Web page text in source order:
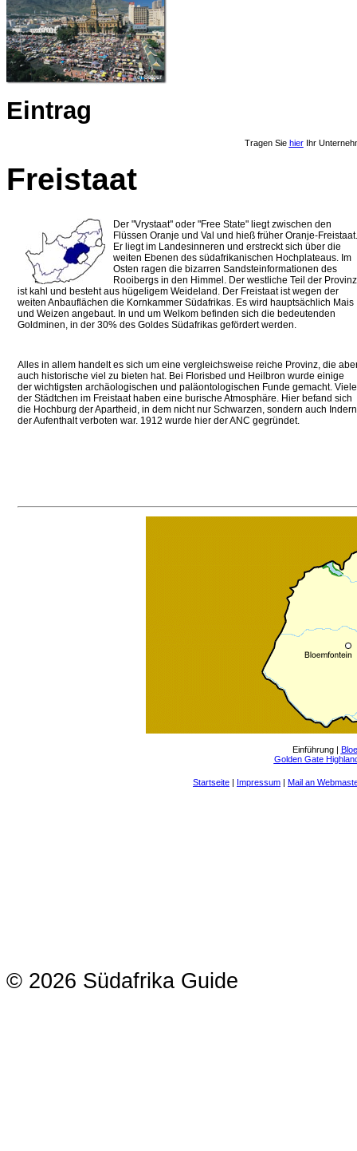
Eintrag
Tragen Sie hierIhr
Freistaat
Der "Vrystaat" oder "Free State" liegt zwischen den
Flüssen Oranje und Val und hieß früher Oranje-Freistaat.
Er liegt im Landesinneren und erstreckt sich über die
weiten Ebenen des südafrikanischen Hochplateaus. Im
Osten ragen die bizarren Sandsteinformationen des
Rooibergs in den Himmel. Der westliche Teil der Provinz
ist kahl und besteht aus hügeligem Weideland. Der Freistaat ist wegen der
weiten Anbauflächen die Kornkammer Südafrikas. Es wird hauptsächlich Mais
und Weizen angebaut. In und um Welkom befinden sich die bedeutenden
Goldminen, in der 30% des Goldes Südafrikas gefördert werden.
Alles in allem handelt es sich um eine vergleichsweise reiche Provinz, die
auch historische viel zu bieten hat. Bei Florisbed und Heilbron wurde einige
der wichtigsten archäologischen und paläontologischen Funde gemacht. Viele
der Städtchen im Freistaat haben eine burische Atmosphäre. Hier befand sich
die Hochburg der Apartheid, in dem nicht nur Schwarzen, sondern auch Indern
der Aufenthalt verboten war. 1912 wurde hier der ANC gegründet.
Einführung |
Golden Gate
Startseite Impressum Mail an
© 2026 Südafrika Guide